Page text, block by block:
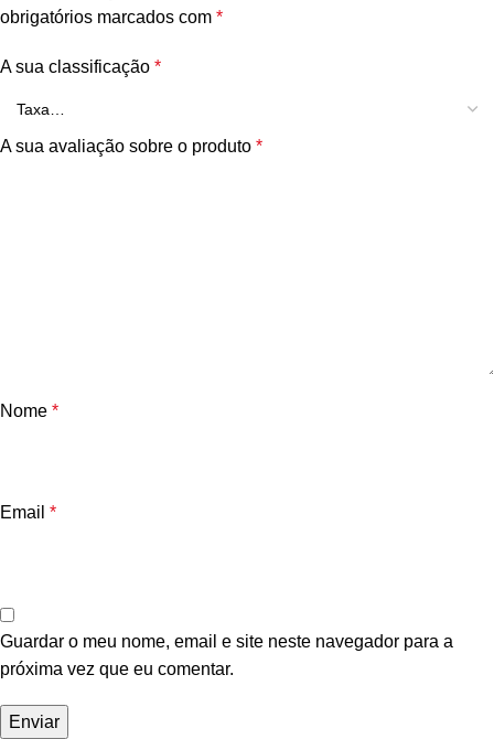
obrigatórios marcados com *
A sua classificação *
A sua avaliação sobre o produto *
Nome *
Email *
Guardar o meu nome, email e site neste navegador para a
próxima vez que eu comentar.